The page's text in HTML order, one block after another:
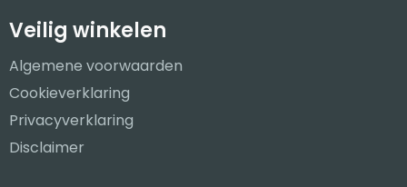
Veilig winkelen
Algemene voorwaarden
Cookieverklaring
Privacyverklaring
Disclaimer